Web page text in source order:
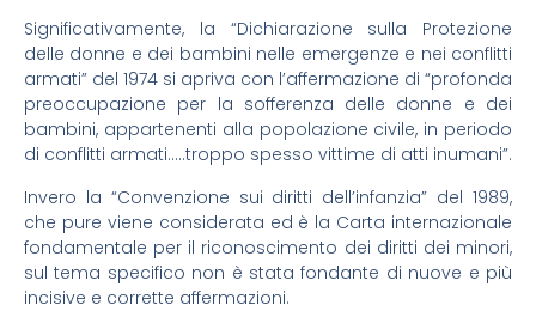
Significativamente, la “Dichiarazione sulla Protezione
delle donne e dei bambini nelle emergenze e nei conflitti
armati” del 1974 si apriva con l’affermazione di “profonda
preoccupazione per la sofferenza delle donne e dei
bambini, appartenenti alla popolazione civile, in periodo
di conflitti armati…..troppo spesso vittime di atti inumani”.
Invero la “Convenzione sui diritti dell’infanzia” del 1989,
che pure viene considerata ed è la Carta internazionale
fondamentale per il riconoscimento dei diritti dei minori,
sul tema specifico non è stata fondante di nuove e più
incisive e corrette affermazioni.